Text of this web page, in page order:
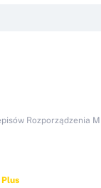
Rozporządzenia
Plus